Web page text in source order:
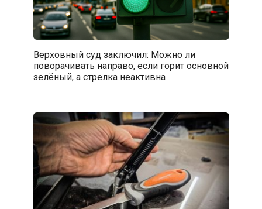
Верховный суд заключил: Можно ли
поворачивать направо, если горит основной
зелёный, а стрелка неактивна